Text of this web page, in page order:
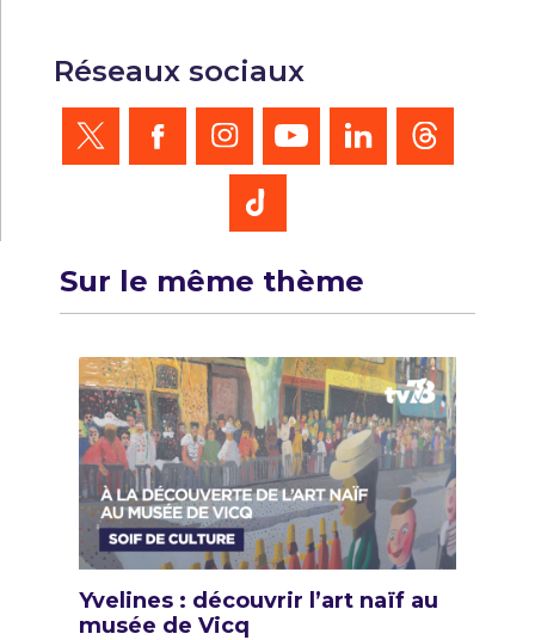
Réseaux sociaux
Sur le même thème
Yvelines : découvrir l’art naïf au
musée de Vicq